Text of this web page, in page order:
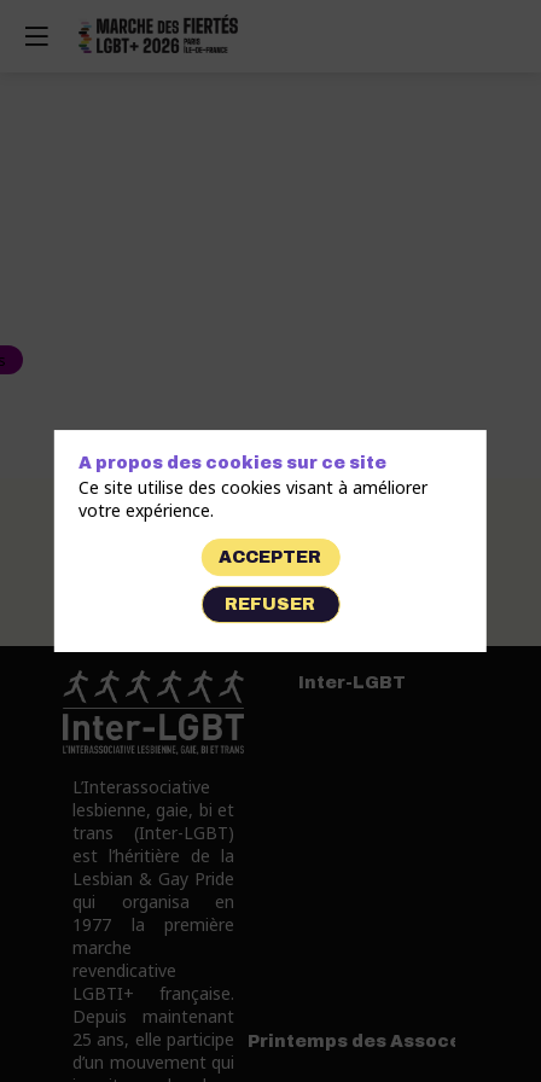
Description
L’Interassociative
lesbienne, gaie, bi et
trans (Inter-LGBT)
est l’héritière de la
Lesbian & Gay Pride
qui organisa en
1977 la première
marche
revendicative
LGBTI+ française.
Depuis maintenant
25 ans, elle participe
d’un mouvement qui
Inter-LGBT
Printemps des Assoces
A propos des cookies sur ce site
Ce site utilise des cookies visant à améliorer
votre expérience.
ACCEPTER
REFUSER